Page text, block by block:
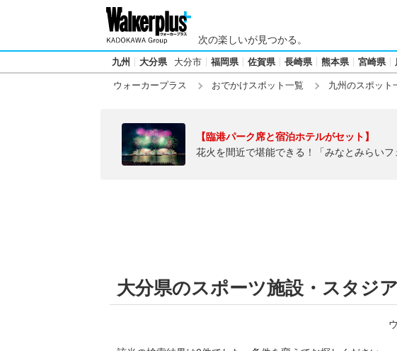
次の楽しいが見つかる。
九州 大分県 大分市 福岡県 佐賀県 長崎県 熊本県 宮崎県
ウォーカープラス おでかけスポット一覧 九州のスポット
【臨港パーク席と宿泊ホテルがセット】
花火を間近で堪能できる！「みなとみらい
大分県のスポーツ施設・スタジ